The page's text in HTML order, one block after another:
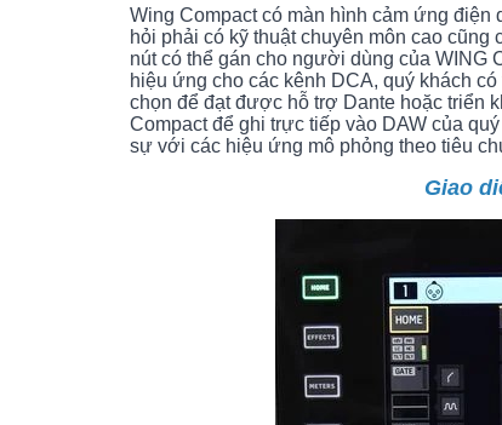
Wing Compact có màn hình cảm ứng
hỏi phải có kỹ thuật chuyên môn cao
nút có thể gán cho người dùng của WING
hiệu ứng cho các kênh DCA, quý khách
chọn để đạt được hỗ trợ Dante hoặc triển
Compact để ghi trực tiếp vào DAW của
sự với các hiệu ứng mô phỏng theo tiêu
Giao